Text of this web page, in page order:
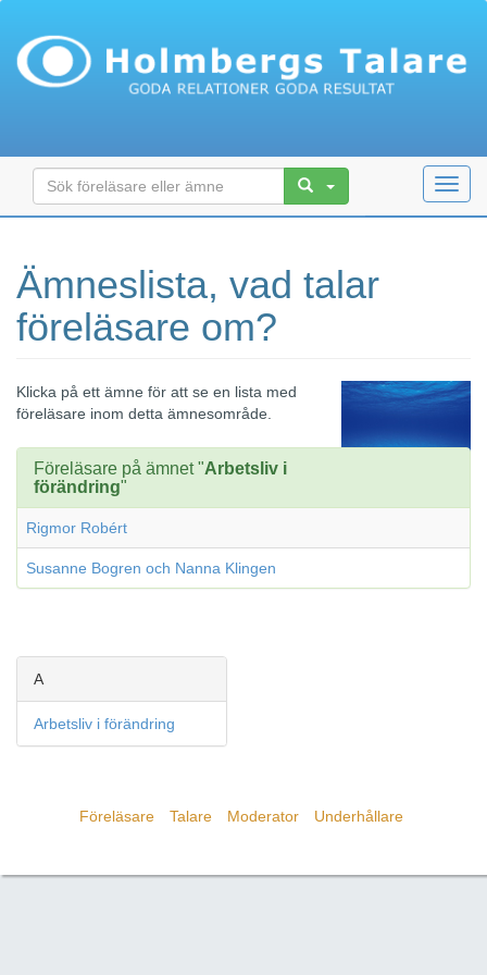
Ämneslista, vad talar
föreläsare om?
Klicka på ett ämne för att se en lista med
föreläsare inom detta ämnesområde.
Föreläsare på ämnet "Arbetsliv i
förändring"
Rigmor Robért
Susanne Bogren och Nanna Klingen
A
Arbetsliv i förändring
Föreläsare Talare Moderator Underhållare